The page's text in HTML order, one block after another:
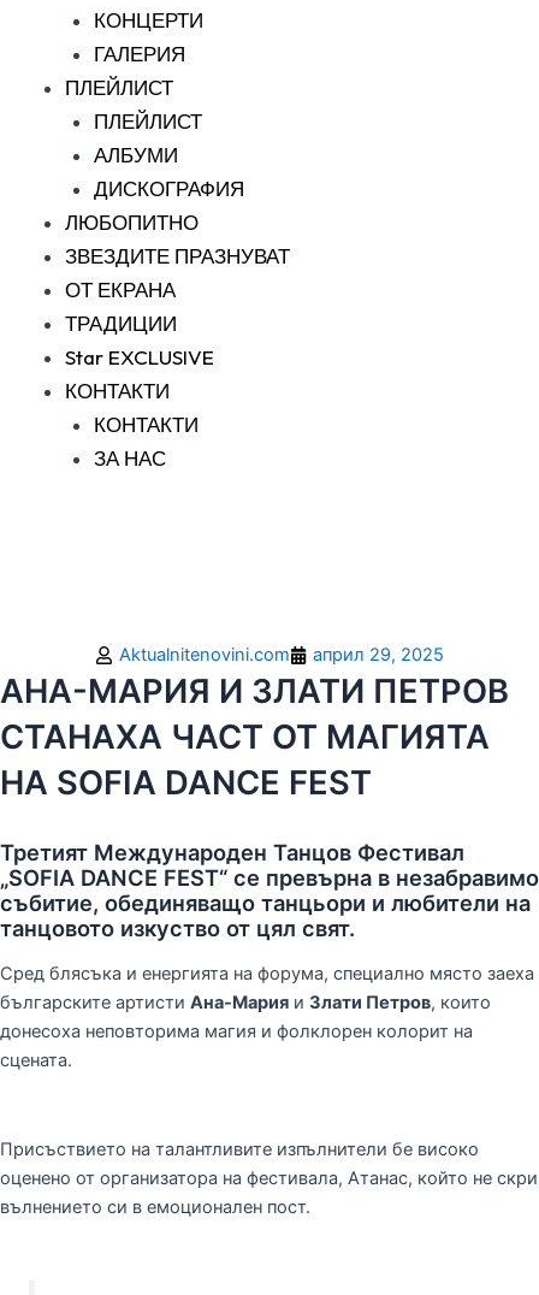
КОНЦЕРТИ
ГАЛЕРИЯ
ПЛЕЙЛИСТ
ПЛЕЙЛИСТ
АЛБУМИ
ДИСКОГРАФИЯ
ЛЮБОПИТНО
ЗВЕЗДИТЕ ПРАЗНУВАТ
ОТ ЕКРАНА
ТРАДИЦИИ
Star EXCLUSIVE
КОНТАКТИ
КОНТАКТИ
ЗА НАС
Aktualnitenovini.com април 29, 2025
АНА-МАРИЯ И ЗЛАТИ ПЕТРОВ
СТАНАХА ЧАСТ ОТ МАГИЯТА
НА SOFIA DANCE FEST
Третият Международен Танцов Фестивал
„SOFIA DANCE FEST“ се превърна в незабравимо
събитие, обединяващо танцьори и любители на
танцовото изкуство от цял свят.
Сред блясъка и енергията на форума, специално място заеха
българските артисти Ана-Мария и Злати Петров, които
донесоха неповторима магия и фолклорен колорит на
сцената.
Присъствието на талантливите изпълнители бе високо
оценено от организатора на фестивала, Атанас, който не скри
вълнението си в емоционален пост.